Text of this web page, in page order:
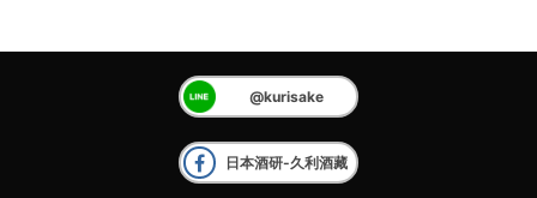
@kurisake
日本酒研-久利酒藏